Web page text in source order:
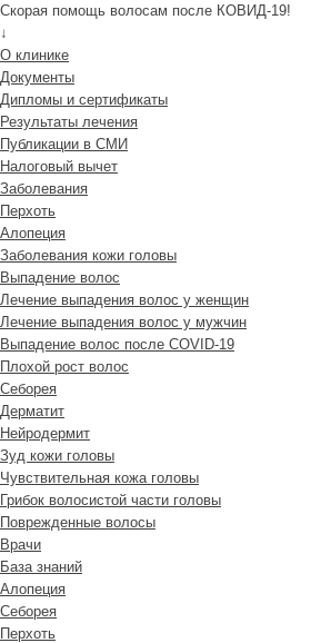
Скорая помощь волосам после КОВИД-19!
↓
О клинике
Документы
Дипломы и сертификаты
Результаты лечения
Публикации в СМИ
Налоговый вычет
Заболевания
Перхоть
Алопеция
Заболевания кожи головы
Выпадение волос
Лечение выпадения волос у женщин
Лечение выпадения волос у мужчин
Выпадение волос после COVID-19
Плохой рост волос
Cеборея
Дерматит
Нейродермит
Зуд кожи головы
Чувствительная кожа головы
Грибок волосистой части головы
Поврежденные волосы
Врачи
База знаний
Алопеция
Себорея
Перхоть